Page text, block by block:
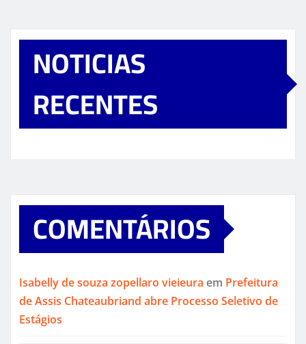
NOTICIAS
RECENTES
COMENTÁRIOS
Isabelly de souza zopellaro vieieura em Prefeitura
de Assis Chateaubriand abre Processo Seletivo de
Estágios